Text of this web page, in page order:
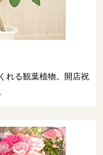
れる観葉植物。開店祝